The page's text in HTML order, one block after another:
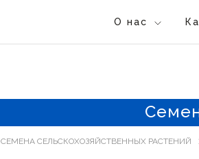
О нас
СЕМЕНА СЕЛЬСКОХОЗЯЙСТВЕННЫХ РАСТЕНИЙ